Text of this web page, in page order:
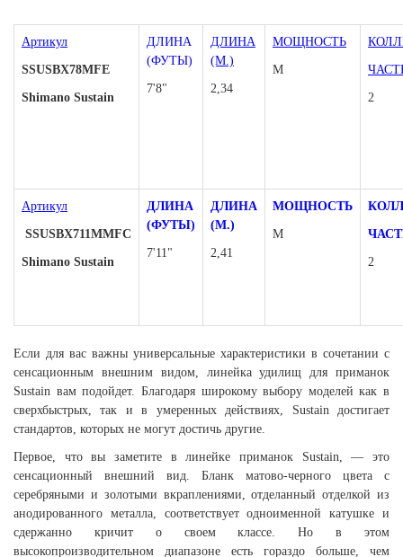
Артикул
SSUSBX78MFE
Shimano Sustain
ДЛИНА
(ФУТЫ)
7'8"
ДЛИНА
(М.)
2,34
МОЩНОСТЬ
М
2
Артикул
SSUSBX711MMFC
Shimano Sustain
ДЛИНА
(ФУТЫ)
7'11"
ДЛИНА
(М.)
2,41
МОЩНОСТЬ
М
2
Если для вас важны универсальные характеристики в сочетании с
сенсационным внешним видом, линейка удилищ для приманок
Sustain вам подойдет. Благодаря широкому выбору моделей как в
сверхбыстрых, так и в умеренных действиях, Sustain достигает
стандартов, которых не могут достичь другие.
Первое, что вы заметите в линейке приманок Sustain, — это
сенсационный внешний вид. Бланк матово-черного цвета с
серебряными и золотыми вкраплениями, отделанный отделкой из
анодированного металла, соответствует одноименной катушке и
сдержанно кричит о своем классе. Но в этом
высокопроизводительном диапазоне есть гораздо больше, чем